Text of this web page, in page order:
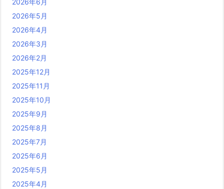
2026年6月
2026年5月
2026年4月
2026年3月
2026年2月
2025年12月
2025年11月
2025年10月
2025年9月
2025年8月
2025年7月
2025年6月
2025年5月
2025年4月